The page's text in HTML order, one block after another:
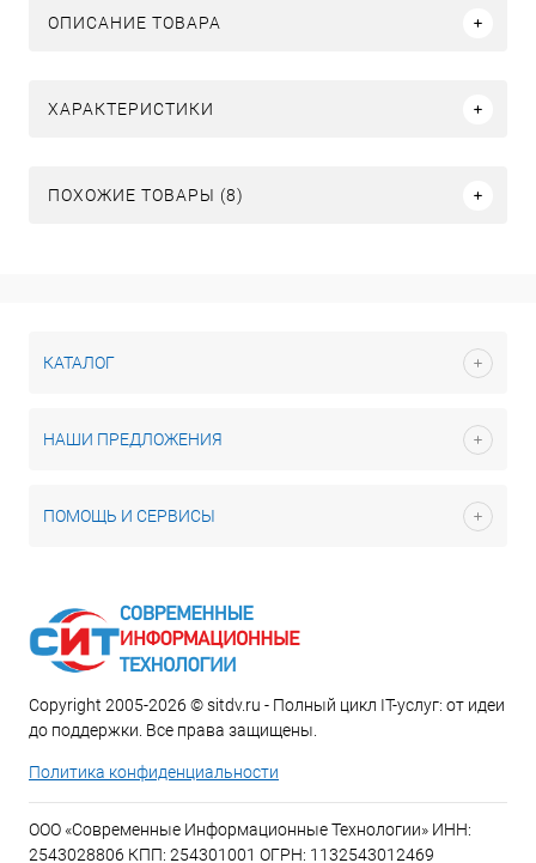
ОПИСАНИЕ ТОВАРА
ХАРАКТЕРИСТИКИ
ПОХОЖИЕ ТОВАРЫ (8)
КАТАЛОГ
НАШИ ПРЕДЛОЖЕНИЯ
ПОМОЩЬ И СЕРВИСЫ
Copyright 2005-2026 © sitdv.ru - Полный цикл IT-услуг: от идеи
до поддержки. Все права защищены.
Политика конфиденциальности
ООО «Современные Информационные Технологии» ИНН:
2543028806 КПП: 254301001 ОГРН: 1132543012469